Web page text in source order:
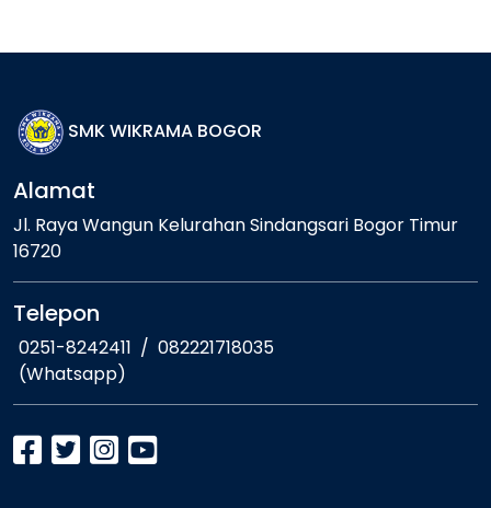
SMK WIKRAMA BOGOR
Alamat
Jl. Raya Wangun Kelurahan Sindangsari Bogor Timur
16720
Telepon
0251-8242411 / 082221718035
(Whatsapp)